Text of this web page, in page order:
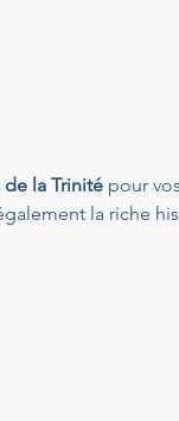
la Trinité pour
la riche